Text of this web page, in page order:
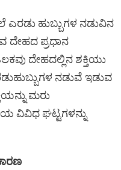
ಹುಬ್ಬುಗಳ ನಡುವಿನ
ದೇಹದ ಪ್ರಧಾನ
ದೇಹದಲ್ಲಿನ ಶಕ್ತಿಯು
ನಡುವೆ ಇಡುವ
ಮರು
ವಿವಿಧ ಘಟ್ಟಗಳನ್ನು